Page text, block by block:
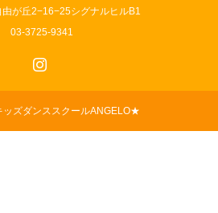
が丘2−16−25シグナルヒルB1
03-3725-9341
ッズダンススクールANGELO★